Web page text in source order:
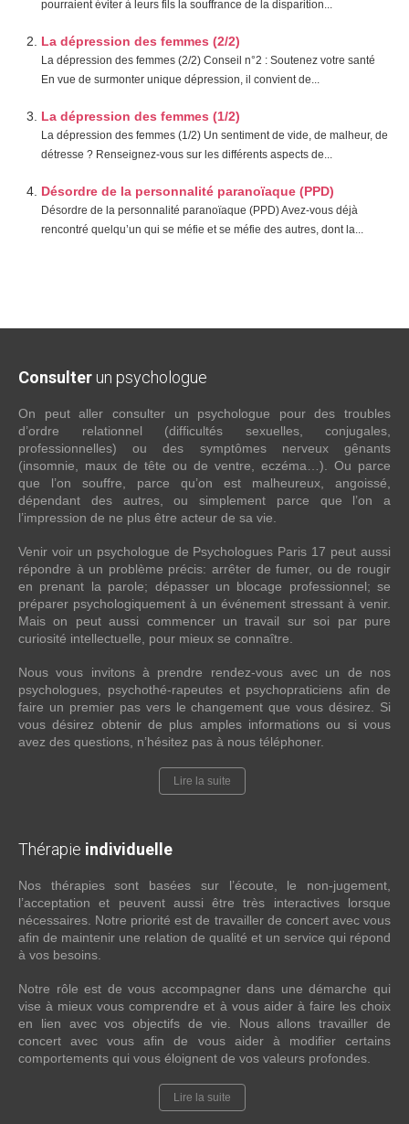
pourraient éviter à leurs fils la souffrance de la disparition...
La dépression des femmes (2/2)
La dépression des femmes (2/2) Conseil n°2 : Soutenez votre santé
En vue de surmonter unique dépression, il convient de...
La dépression des femmes (1/2)
La dépression des femmes (1/2) Un sentiment de vide, de malheur, de
détresse ? Renseignez-vous sur les différents aspects de...
Désordre de la personnalité paranoïaque (PPD)
Désordre de la personnalité paranoïaque (PPD) Avez-vous déjà
rencontré quelqu’un qui se méfie et se méfie des autres, dont la...
Consulter un psychologue
On peut aller consulter un psychologue pour des troubles
d’ordre relationnel (difficultés sexuelles, conjugales,
professionnelles) ou des symptômes nerveux gênants
(insomnie, maux de tête ou de ventre, eczéma…). Ou parce
que l’on souffre, parce qu’on est malheureux, angoissé,
dépendant des autres, ou simplement parce que l’on a
l’impression de ne plus être acteur de sa vie.
Venir voir un psychologue de Psychologues Paris 17 peut aussi
répondre à un problème précis: arrêter de fumer, ou de rougir
en prenant la parole; dépasser un blocage professionnel; se
préparer psychologiquement à un événement stressant à venir.
Mais on peut aussi commencer un travail sur soi par pure
curiosité intellectuelle, pour mieux se connaître.
Nous vous invitons à prendre rendez-vous avec un de nos
psychologues, psychothé-rapeutes et psychopraticiens afin de
faire un premier pas vers le changement que vous désirez. Si
vous désirez obtenir de plus amples informations ou si vous
avez des questions, n’hésitez pas à nous téléphoner.
Lire la suite
Thérapie individuelle
Nos thérapies sont basées sur l’écoute, le non-jugement,
l’acceptation et peuvent aussi être très interactives lorsque
nécessaires. Notre priorité est de travailler de concert avec vous
afin de maintenir une relation de qualité et un service qui répond
à vos besoins.
Notre rôle est de vous accompagner dans une démarche qui
vise à mieux vous comprendre et à vous aider à faire les choix
en lien avec vos objectifs de vie. Nous allons travailler de
concert avec vous afin de vous aider à modifier certains
comportements qui vous éloignent de vos valeurs profondes.
Lire la suite